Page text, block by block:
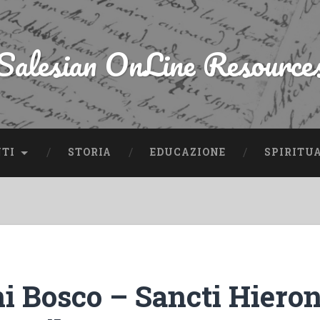
OnLine
STORIA EDUCAZIONE
Bosco – Sancti